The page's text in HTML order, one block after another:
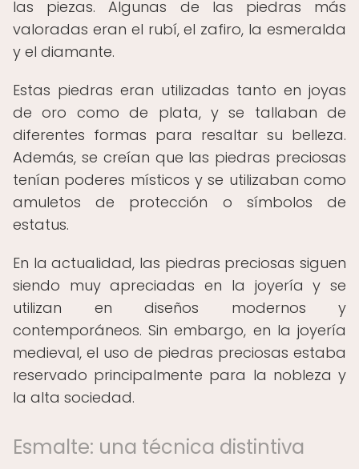
las piezas. Algunas de las piedras más
valoradas eran el rubí, el zafiro, la esmeralda
y el diamante.
Estas piedras eran utilizadas tanto en joyas
de oro como de plata, y se tallaban de
diferentes formas para resaltar su belleza.
Además, se creían que las piedras preciosas
tenían poderes místicos y se utilizaban como
amuletos de protección o símbolos de
estatus.
En la actualidad, las piedras preciosas siguen
siendo muy apreciadas en la joyería y se
utilizan en diseños modernos y
contemporáneos. Sin embargo, en la joyería
medieval, el uso de piedras preciosas estaba
reservado principalmente para la nobleza y
la alta sociedad.
Esmalte: una técnica distintiva